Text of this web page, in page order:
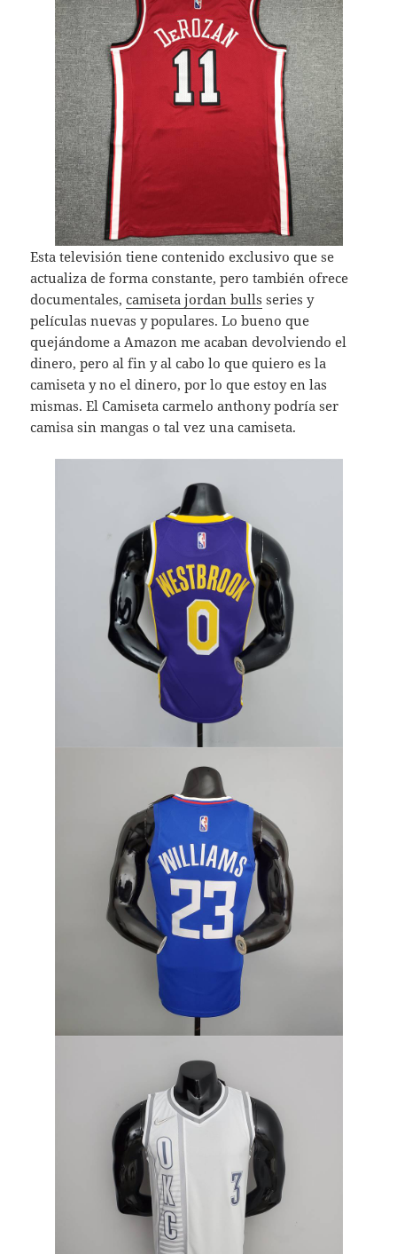
Esta televisión tiene contenido exclusivo que se
actualiza de forma constante, pero también ofrece
documentales,camiseta jordan bulls series y
películas nuevas y populares. Lo bueno que
quejándome a Amazon me acaban devolviendo el
dinero, pero al fin y al cabo lo que quiero es la
camiseta y no el dinero, por lo que estoy en las
mismas. El Camiseta carmelo anthony podría ser
camisa sin mangas o tal vez una camiseta.